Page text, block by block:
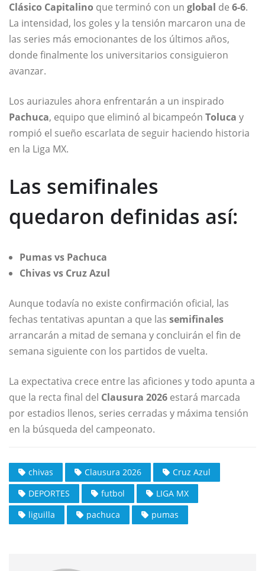
Clásico Capitalino que terminó con un global de 6-6.
La intensidad, los goles y la tensión marcaron una de
las series más emocionantes de los últimos años,
donde finalmente los universitarios consiguieron
avanzar.
Los auriazules ahora enfrentarán a un inspirado
Pachuca, equipo que eliminó al bicampeón Toluca y
rompió el sueño escarlata de seguir haciendo historia
en la Liga MX.
Las semifinales
quedaron definidas así:
Pumas vs Pachuca
Chivas vs Cruz Azul
Aunque todavía no existe confirmación oficial, las
fechas tentativas apuntan a que las semifinales
arrancarán a mitad de semana y concluirán el fin de
semana siguiente con los partidos de vuelta.
La expectativa crece entre las aficiones y todo apunta a
que la recta final del Clausura 2026 estará marcada
por estadios llenos, series cerradas y máxima tensión
en la búsqueda del campeonato.
chivas Clausura 2026
Cruz Azul
DEPORTES
futbol
LIGA MX
liguilla
pachuca pumas